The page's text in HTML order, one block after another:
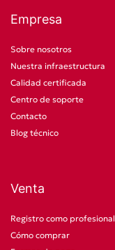
Empresa
Sobre nosotros
Nuestra infraestructura
Calidad certificada
Centro de soporte
Contacto
Blog técnico
Venta
Registro como profesional
Cómo comprar